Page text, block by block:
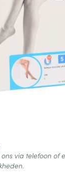
via telefoon of